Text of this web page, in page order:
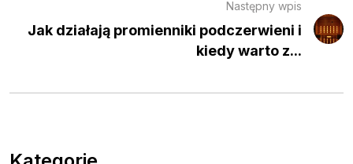
Następny wpis
Jak działają promienniki podczerwieni i
kiedy warto z...